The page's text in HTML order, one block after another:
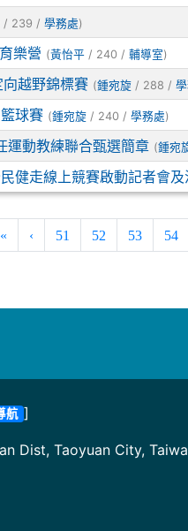
/ 239 /學務處)
樂營 (黃怡平 / 240 /輔導室)
越野錦標賽 (鍾宛旋 / 288 /
球賽 (鍾宛旋 / 240 /學務處)
運動教練聯合甄選簡章 (鍾宛
健走線上競賽啟動記者會
« ‹ 51 52 53 54
航 ]
Dist, Taoyuan City,